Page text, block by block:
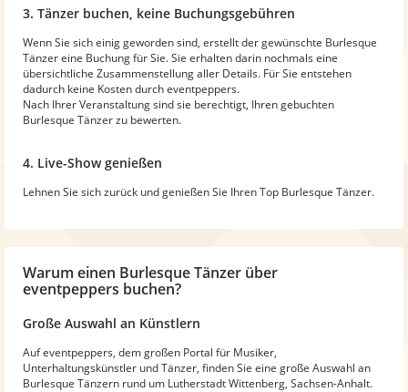
3. Tänzer buchen, keine Buchungsgebühren
Wenn Sie sich einig geworden sind, erstellt der gewünschte Burlesque
Tänzer eine Buchung für Sie. Sie erhalten darin nochmals eine
übersichtliche Zusammenstellung aller Details. Für Sie entstehen
dadurch keine Kosten durch eventpeppers.
Nach Ihrer Veranstaltung sind sie berechtigt, Ihren gebuchten
Burlesque Tänzer zu bewerten.
4. Live-Show genießen
Lehnen Sie sich zurück und genießen Sie Ihren Top Burlesque Tänzer.
Warum einen Burlesque Tänzer über
eventpeppers buchen?
Große Auswahl an Künstlern
Auf eventpeppers, dem großen Portal für Musiker,
Unterhaltungskünstler und Tänzer, finden Sie eine große Auswahl an
Burlesque Tänzern rund um Lutherstadt Wittenberg, Sachsen-Anhalt.